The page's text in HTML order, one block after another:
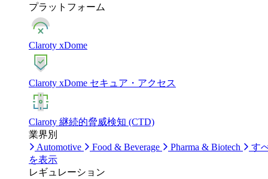
プラットフォーム
Claroty xDome
Claroty xDome セキュア・アクセス
Claroty 継続的脅威検知 (CTD)
業界別
Automotive
Food & Beverage Pharma & Biotech
す
を表示
レギュレーション